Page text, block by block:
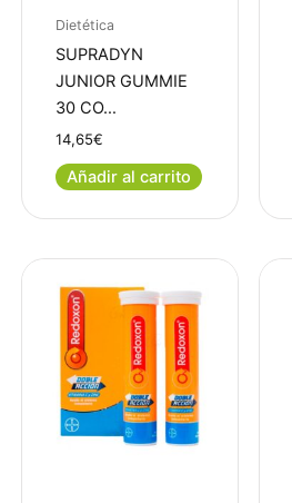
Dietética
SUPRADYN
JUNIOR GUMMIE
30 CO…
14,65€
Añadir al carrito